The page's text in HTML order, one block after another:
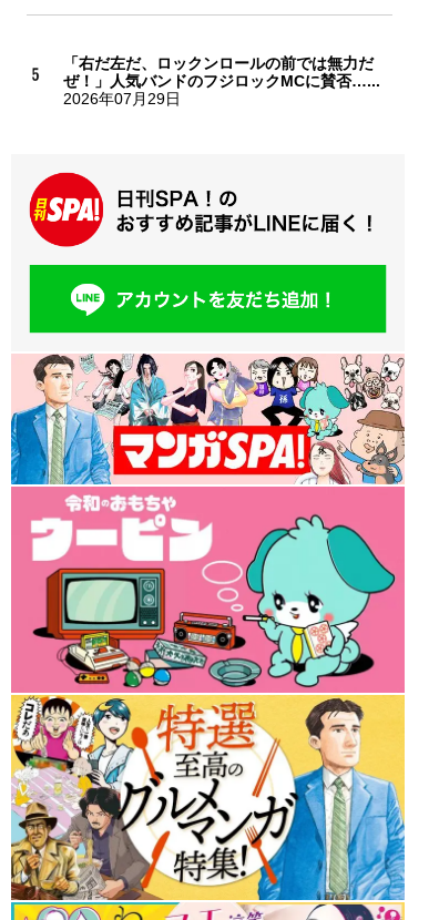
「右だ左だ、ロックンロールの前では無力だ
ぜ！」人気バンドのフジロックMCに賛否…...
2026年07月29日